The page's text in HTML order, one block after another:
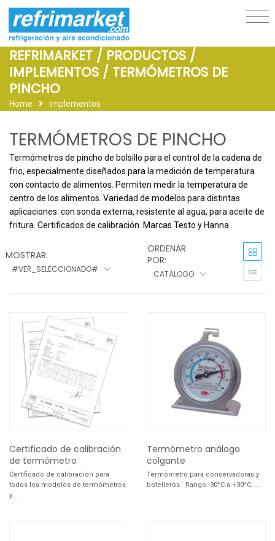
REFRIMARKET / PRODUCTOS /
IMPLEMENTOS / TERMÓMETROS DE
PINCHO
Home implementos
TERMÓMETROS DE PINCHO
Termómetros de pincho de bolsillo para el control de la cadena de
frio, especialmente diseñados para la medición de temperatura
con contacto de alimentos. Permiten medir la temperatura de
centro de los alimentos. Variedad de modelos para distintas
aplicaciones: con sonda externa, resistente al agua, para aceite de
fritura. Certificados de calibración. Marcas Testo y Hanna.
MOSTRAR:
#VER_SELECCIONADO#
ORDENAR
POR:
CATÁLOGO
Certificado de calibración
de termómetro
Certificado de calibración para
todos los modelos de termómetros
y...
Termómetro análogo
colgante
Termómetro para conservadoras y
botelleros. Rango -30°C a +30°C, ...